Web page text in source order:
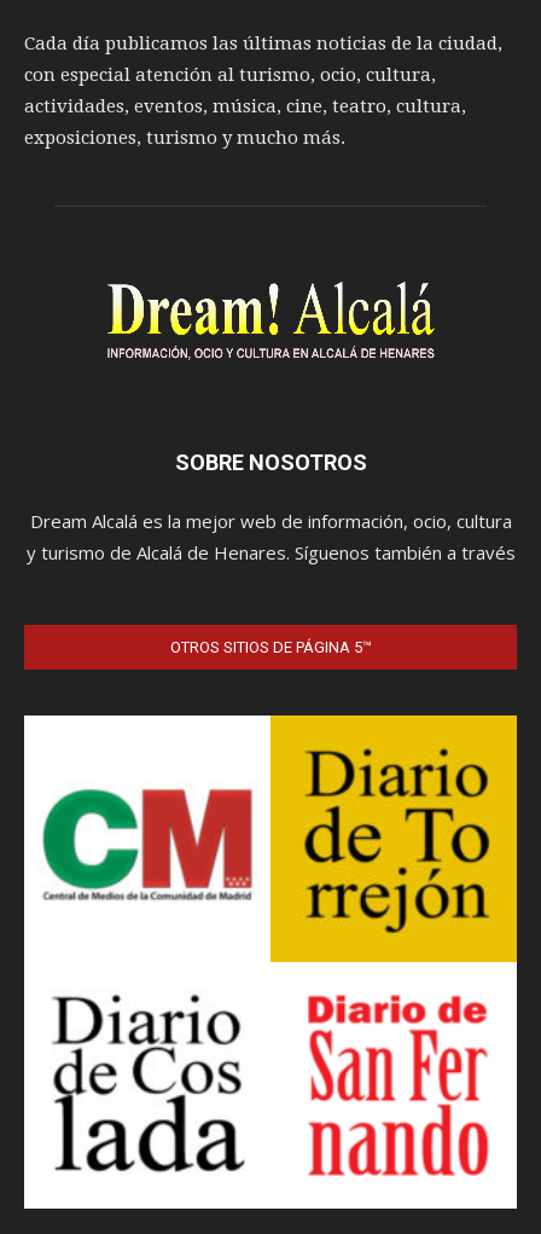
OTROS SITIOS DE PÁGINA 5™